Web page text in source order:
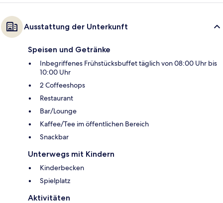
Ausstattung der Unterkunft
Speisen und Getränke
Inbegriffenes Frühstücksbuffet täglich von 08:00 Uhr bis
10:00 Uhr
2 Coffeeshops
Restaurant
Bar/Lounge
Kaffee/Tee im öffentlichen Bereich
Snackbar
Unterwegs mit Kindern
Kinderbecken
Spielplatz
Aktivitäten